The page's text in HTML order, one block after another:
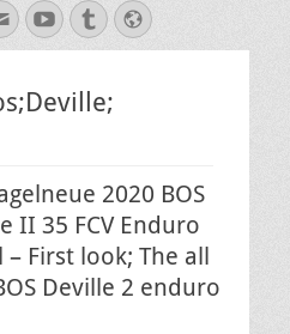
E-
Mail
YouTube
TumblrWebsite
2020 BOS
II 35 FCV Enduro
– First look; The all
Deville 2 enduro